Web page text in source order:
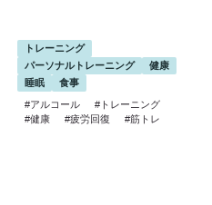
トレーニング
パーソナルトレーニング
健康
睡眠
食事
#アルコール
#トレーニング
#健康
#疲労回復 #筋トレ